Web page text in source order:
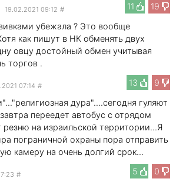
11
19
19.02.2021 09:12 #
убежала ? Это вообще
как пишут в НК обменять двух
овцу достойный обмен учитывая
торгов .
13
9
07:14 #
дура"....сегодня гуляют
переедет автобус с отрядом
резню на израильской территории...Я
пограничной охраны пора отправить
камеру на очень долгий срок...
5
0
#